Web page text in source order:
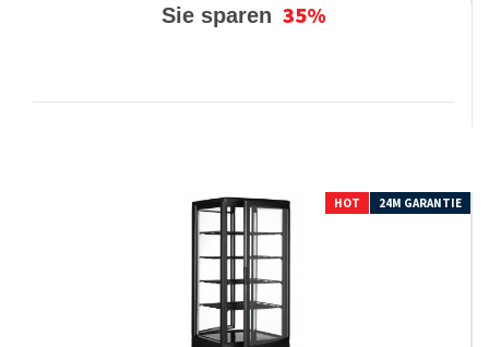
Sie sparen 35%
HOT 24M GARANTIE